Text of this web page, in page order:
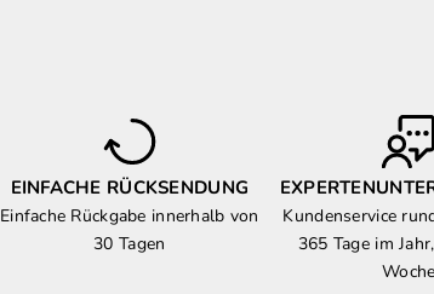
EINFACHE RÜCKSENDUNG
Einfache Rückgabe innerhalb von
30 Tagen
Kundenservice
365 Tage im
Woche